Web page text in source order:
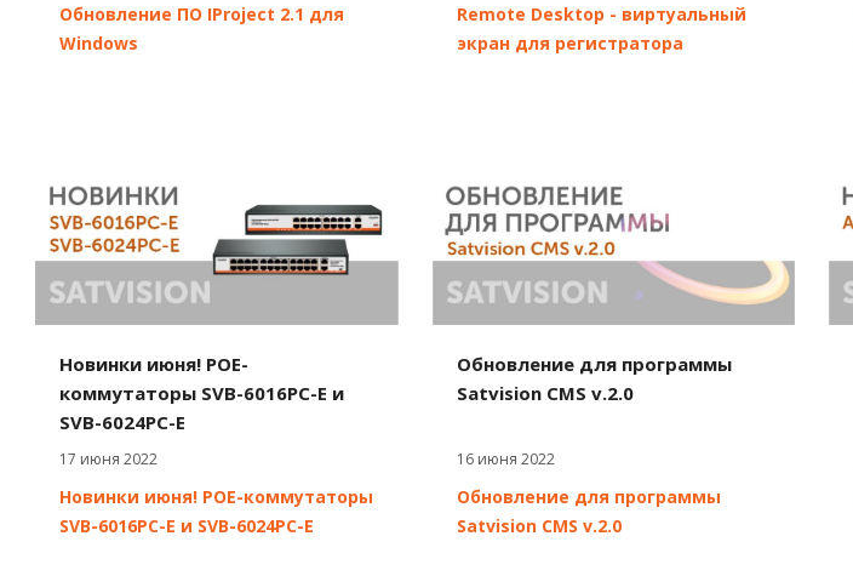
Обновление ПО IProject 2.1 для
Windows
Remote Desktop - виртуальный
экран для регистратора
Новинки июня! POE-
коммутаторы SVB-6016PC-E и
SVB-6024PC-E
17 июня 2022
Новинки июня! POE-коммутаторы
SVB-6016PC-E и SVB-6024PC-E
Обновление для программы
Satvision CMS v.2.0
16 июня 2022
Обновление для программы
Satvision CMS v.2.0